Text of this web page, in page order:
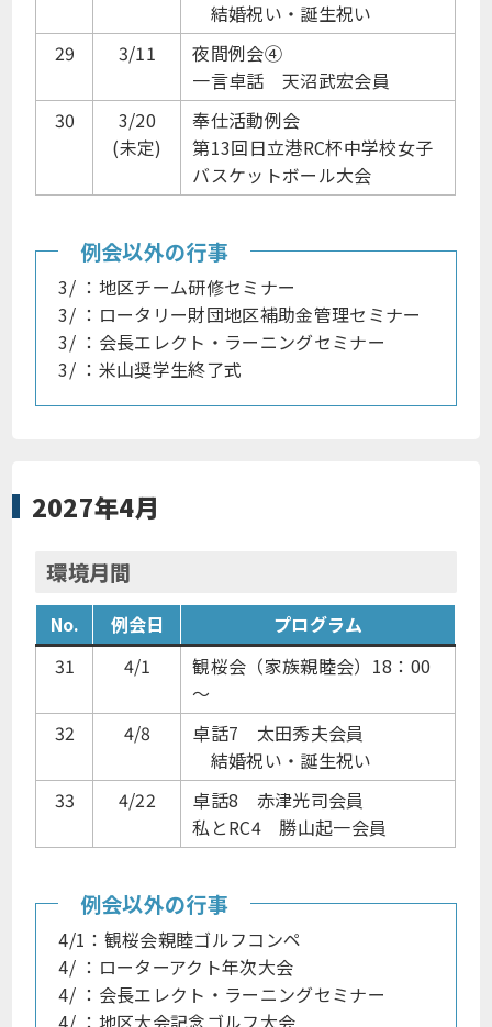
結婚祝い・誕生祝い
29
3/11
夜間例会④
一言卓話 天沼武宏会員
30
3/20
(未定)
奉仕活動例会
第13回日立港RC杯中学校女子
バスケットボール大会
例会以外の行事
3/ ：地区チーム研修セミナー
3/ ：ロータリー財団地区補助金管理セミナー
3/ ：会長エレクト・ラーニングセミナー
3/ ：米山奨学生終了式
2027年4月
環境月間
No. 例会日
プログラム
31
4/1
観桜会（家族親睦会）18：00
～
32
4/8
卓話7 太田秀夫会員
結婚祝い・誕生祝い
33
4/22
卓話8 赤津光司会員
私とRC4 勝山起一会員
例会以外の行事
4/1：観桜会親睦ゴルフコンペ
4/ ：ローターアクト年次大会
4/ ：会長エレクト・ラーニングセミナー
4/ ：地区大会記念ゴルフ大会